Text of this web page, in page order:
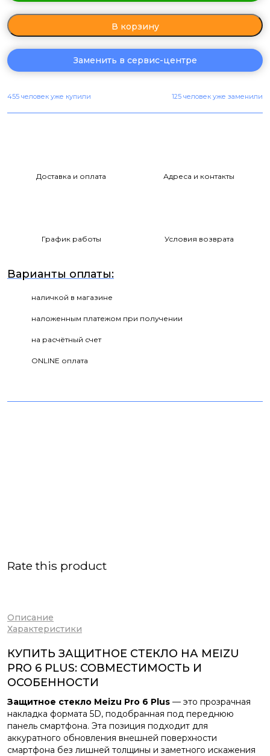
В корзину
Заменить в сервис-центре
455 человек уже купили 125 человек уже заменили
Доставка и оплата Адреса и контакты
График работы Условия возврата
Варианты оплаты:
наличкой в магазине
наложенным платежом при получении
на расчётный счет
ONLINE оплата
Rate this product
Описание
Характеристики
КУПИТЬ ЗАЩИТНОЕ СТЕКЛО НА MEIZU
PRO 6 PLUS: СОВМЕСТИМОСТЬ И
ОСОБЕННОСТИ
Защитное стекло Meizu Pro 6 Plus — это прозрачная
накладка формата 5D, подобранная под переднюю
панель смартфона. Эта позиция подходит для
аккуратного обновления внешней поверхности
смартфона без лишней толщины и заметного искажения